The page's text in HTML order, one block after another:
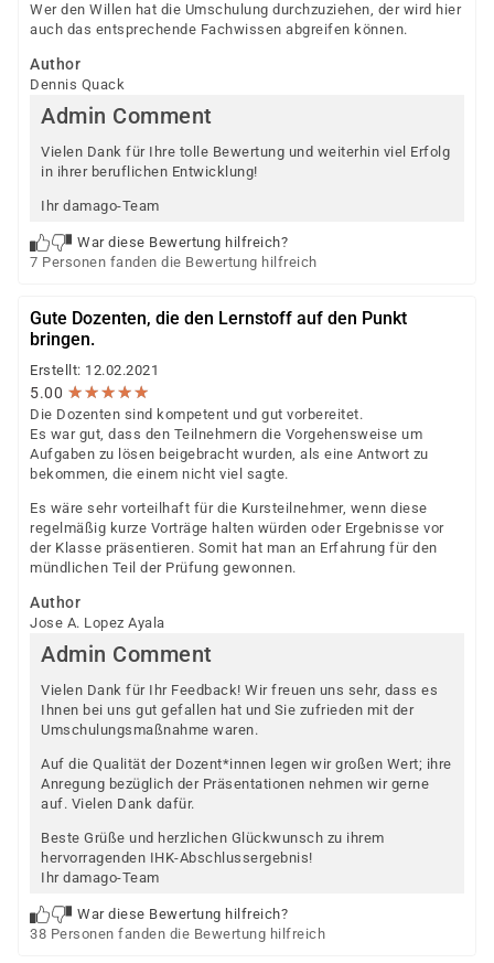
Wer den Willen hat die Umschulung durchzuziehen, der wird hier
auch das entsprechende Fachwissen abgreifen können.
Author
Dennis Quack
Admin Comment
Vielen Dank für Ihre tolle Bewertung und weiterhin viel Erfolg
in ihrer beruflichen Entwicklung!
Ihr damago-Team
War diese Bewertung hilfreich?
7 Personen fanden die Bewertung hilfreich
Gute Dozenten, die den Lernstoff auf den Punkt
bringen.
Erstellt: 12.02.2021
5.00 ★★★★★
★★★★★
Die Dozenten sind kompetent und gut vorbereitet.
Es war gut, dass den Teilnehmern die Vorgehensweise um
Aufgaben zu lösen beigebracht wurden, als eine Antwort zu
bekommen, die einem nicht viel sagte.
Es wäre sehr vorteilhaft für die Kursteilnehmer, wenn diese
regelmäßig kurze Vorträge halten würden oder Ergebnisse vor
der Klasse präsentieren. Somit hat man an Erfahrung für den
mündlichen Teil der Prüfung gewonnen.
Author
Jose A. Lopez Ayala
Admin Comment
Vielen Dank für Ihr Feedback! Wir freuen uns sehr, dass es
Ihnen bei uns gut gefallen hat und Sie zufrieden mit der
Umschulungsmaßnahme waren.
Auf die Qualität der Dozent*innen legen wir großen Wert; ihre
Anregung bezüglich der Präsentationen nehmen wir gerne
auf. Vielen Dank dafür.
Beste Grüße und herzlichen Glückwunsch zu ihrem
hervorragenden IHK-Abschlussergebnis!
Ihr damago-Team
War diese Bewertung hilfreich?
38 Personen fanden die Bewertung hilfreich